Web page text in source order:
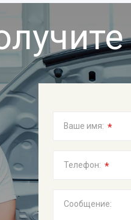
Ваше имя: *
Телефон: *
Сообщение: